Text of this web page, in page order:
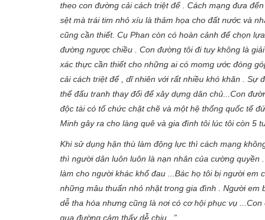
theo con đường cải cách triệt để . Cách mạng đưa
sệt mà trái tim nhỏ xíu là thảm họa cho đất nước và
cũng cần thiết. Cụ Phan còn có hoàn cảnh để chọn
đường ngược chiều . Con đường tôi đi tuy không là
xác thực cần thiết cho những ai có momg ước đóng
cải cách triệt để , dĩ nhiên với rất nhiều khó khăn . Sự
thể đấu tranh thay đổi để xây dựng dân chủ...Con
độc tài có tổ chức chặt chẽ và một hệ thống quốc tế
Minh gây ra cho làng quê và gia đình tôi lúc tôi còn 5
Khi sử dụng hận thù làm động lực thì cách mạng
thì người dân luôn luôn là nạn nhân của cường
làm cho người khác khổ đau ...Bác họ tôi bị người
những mâu thuẩn nhỏ nhặt trong gia đình . Người em
dễ tha hóa nhưng cũng là nơi có cơ hội phục vụ
qua đường cảm thấy dễ chịu...” .